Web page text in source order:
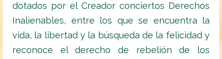
dotados por el Creador conciertos Derechos
Inalienables, entre los que se encuentra la
vida, la libertad y la búsqueda de la felicidad y
reconoce el derecho de rebelión de los